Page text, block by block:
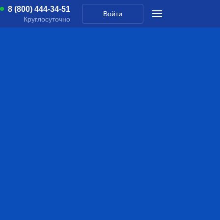
8 (800) 444-34-51
Круглосуточно
Войти